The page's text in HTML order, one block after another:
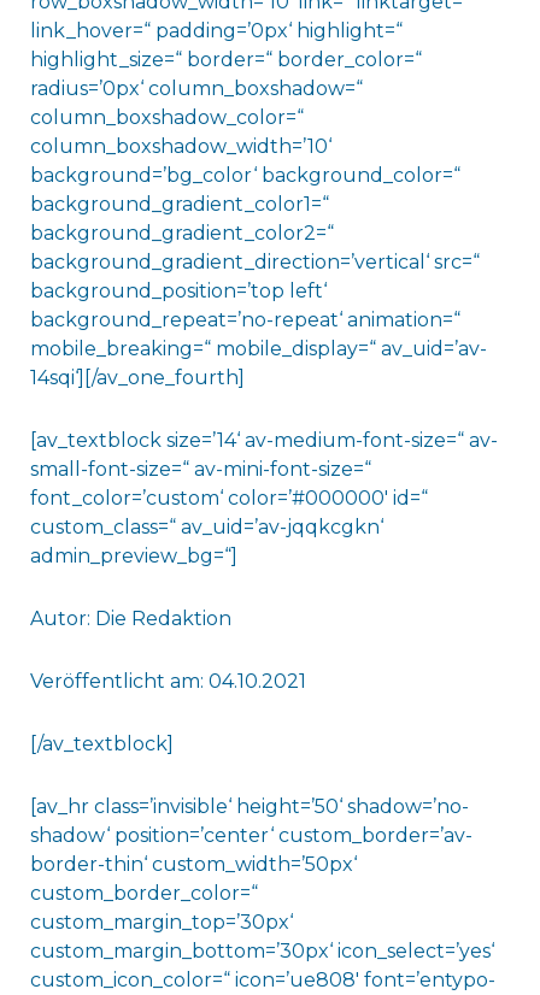
link_hover=“ padding=’0px‘ highlight=“
highlight_size=“ border=“ border_color=“
radius=’0px‘ column_boxshadow=“
column_boxshadow_color=“
column_boxshadow_width=’10‘
background=’bg_color‘ background_color=“
background_gradient_color1=“
background_gradient_color2=“
background_gradient_direction=’vertical‘ src=“
background_position=’top left‘
background_repeat=’no-repeat‘ animation=“
mobile_breaking=“ mobile_display=“ av_uid=’av-
14sqi‘][/av_one_fourth]
[av_textblock size=’14‘ av-medium-font-size=“ av-
small-font-size=“ av-mini-font-size=“
font_color=’custom‘ color=’#000000′ id=“
custom_class=“ av_uid=’av-jqqkcgkn‘
admin_preview_bg=“]
Autor: Die Redaktion
Veröffentlicht am: 04.10.2021
[/av_textblock]
[av_hr class=’invisible‘ height=’50‘ shadow=’no-
shadow‘ position=’center‘ custom_border=’av-
border-thin‘ custom_width=’50px‘
custom_border_color=“
custom_margin_top=’30px‘
custom_margin_bottom=’30px‘ icon_select=’yes‘
custom_icon_color=“ icon=’ue808′ font=’entypo-